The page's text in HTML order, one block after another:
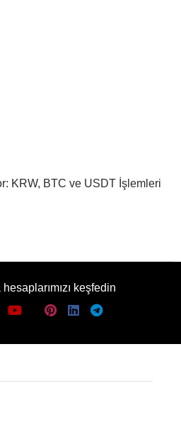
KRW, BTC ve USDT İşlemleri
keşfedin